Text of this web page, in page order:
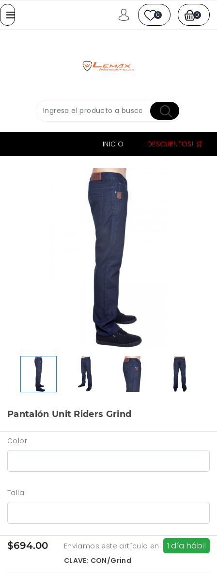
0 0
INICIO ¡DESCUENTOS! 🛒
Pantalón Unit Riders Grind
Color
Talla
$694.00 Enviamos este artículo en: 1 día hábil
CLAVE: CON/Grind